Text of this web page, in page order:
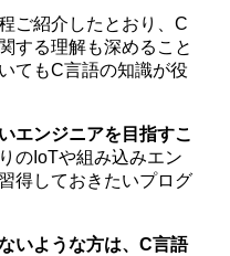
ご紹介したとおり、C
する理解も深めること
てもC言語の知識が役
エンジニアを目指すこ
のIoTや組み込みエン
得しておきたいプログ
いような方は、C言語